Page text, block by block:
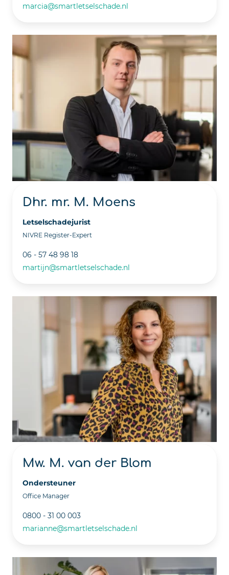
marcia@smartletselschade.nl
Dhr. mr. M. Moens
Letselschadejurist
NIVRE Register-Expert
06 - 57 48 98 18
martijn@smartletselschade.nl
Mw. M. van der Blom
Ondersteuner
Office Manager
0800 - 31 00 003
marianne@smartletselschade.nl